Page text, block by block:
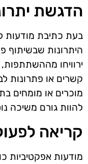
הדגשת
בעת כתיבת מודעות
היתרונות
ירוויחו
קשרים או פתרונות
מוכרים או מומחים
להוות גורם משיכה
קריאה
מודעות אפקטיביות